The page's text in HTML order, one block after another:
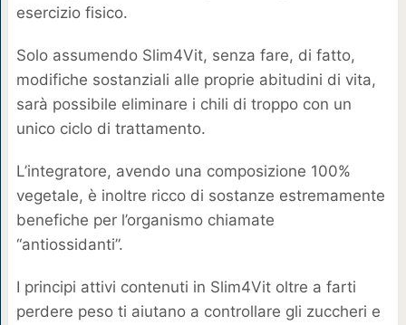
esercizio fisico.
Solo assumendo Slim4Vit, senza fare, di fatto,
modifiche sostanziali alle proprie abitudini di vita,
sarà possibile eliminare i chili di troppo con un
unico ciclo di trattamento.
L’integratore, avendo una composizione 100%
vegetale, è inoltre ricco di sostanze estremamente
benefiche per l’organismo chiamate
“antiossidanti”.
I principi attivi contenuti in Slim4Vit oltre a farti
perdere peso ti aiutano a controllare gli zuccheri e